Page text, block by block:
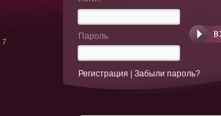
7
Пароль
Регистрация Забыли пароль?